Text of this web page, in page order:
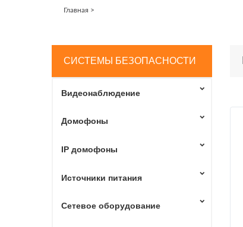
Главная >
СИСТЕМЫ БЕЗОПАСНОСТИ
Видеонаблюдение
Домофоны
IP домофоны
Источники питания
Сетевое оборудование